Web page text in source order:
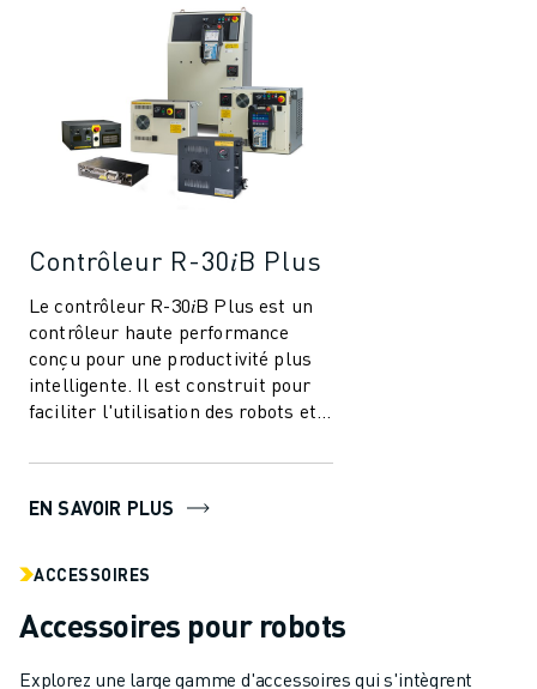
Contrôleur R-30𝑖B Plus
Le contrôleur R-30𝑖B Plus est un
contrôleur haute performance
conçu pour une productivité plus
intelligente. Il est construit pour
faciliter l'utilisation des robots et
EN SAVOIR PLUS
ACCESSOIRES
Accessoires pour robots
Explorez une large gamme d'accessoires qui s'intègrent